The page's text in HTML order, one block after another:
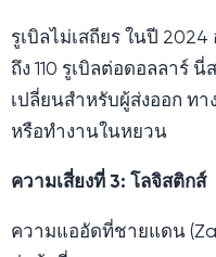
รูเบิลไม่เสถียร ในปี
ถึง 110 รูเบิลต่อดอลลาร์
เปลี่ยนสำหรับผู้ส่งออก ท
หรือทำงานในหยวน
ความเสี่ยงที่ 3: โลจิสติกส์
ความแออัดที่ชายแดน